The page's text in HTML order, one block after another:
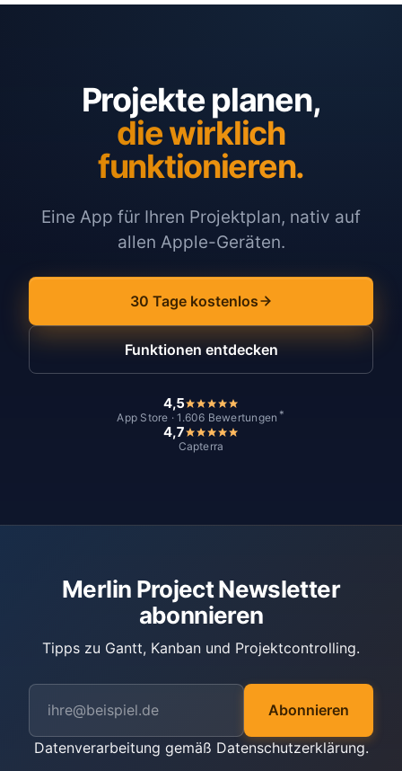
Projekte planen,
die wirklich
funktionieren.
Eine App für Ihren Projektplan, nativ auf
allen Apple-Geräten.
30 Tage kostenlos
Funktionen entdecken
4,5
App Store · 1.606 Bewertungen *
4,7
Capterra
Merlin Project Newsletter
abonnieren
Tipps zu Gantt, Kanban und Projektcontrolling.
Abonnieren
Datenverarbeitung gemäß Datenschutzerklärung.